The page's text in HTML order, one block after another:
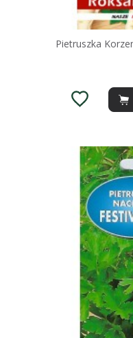
Pietruszka